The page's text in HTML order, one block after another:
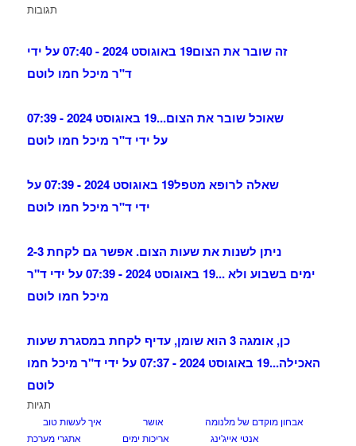
תגובות
זה שובר את הצום
19 באוגוסט 2024 - 07:40 על ידי
ד"ר מיכל חמו לוטם
שאוכל שובר את הצום...
19 באוגוסט 2024 - 07:39
על ידי ד"ר מיכל חמו לוטם
שאלה לרופא מטפל
19 באוגוסט 2024 - 07:39 על
ידי ד"ר מיכל חמו לוטם
ניתן לשנות את שעות הצום. אפשר גם לקחת 2-3
ימים בשבוע ולא ...
19 באוגוסט 2024 - 07:39 על ידי ד"ר
מיכל חמו לוטם
כן, אומגה 3 הוא שומן, עדיף לקחת במסגרת שעות
האכילה...
19 באוגוסט 2024 - 07:37 על ידי ד"ר מיכל חמו
לוטם
תגיות
אבחון מוקדם של מלנומה אושר
איך לעשות טוב
אנטי אייג'ינג
אריכות ימים
אתגרי מערכת